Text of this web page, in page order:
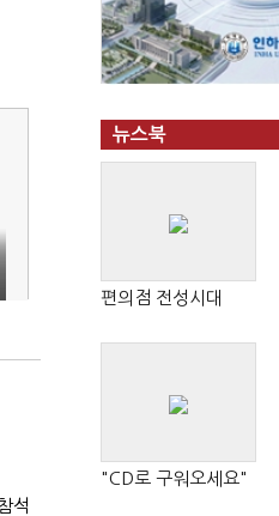
석
뉴스북
편의점 전성시대
"CD로 구워오세요"